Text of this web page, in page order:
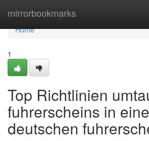
mirrorbookmarks
Home
Home
1
Top Richtlinien
fuhrerscheins in
deutschen